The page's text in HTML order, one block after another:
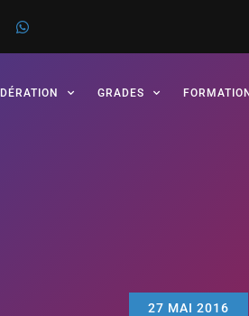
GRADES FORMATION
27 MAI 2016